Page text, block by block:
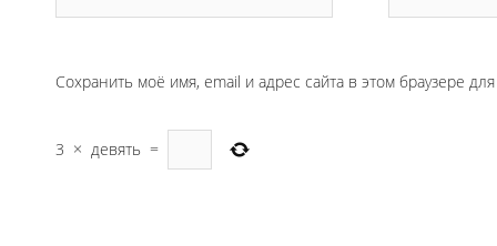
Сохранить моё имя, email и адрес сайта в этом браузере
3 × девять =